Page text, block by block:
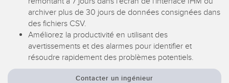
Capteurs de surveillance des conditions
Capteurs de surveillance des conditions sans fil
Capteurs de vibrations
LIENS CONNEXES
Washdown
IO-Link
archiver plus de 30 jours de données consignées dans
des fichiers CSV.
Améliorez la productivité en utilisant des
avertissements et des alarmes pour identifier et
résoudre rapidement des problèmes potentiels.
Contacter un ingénieur